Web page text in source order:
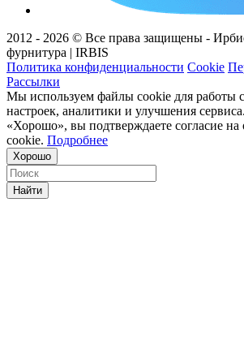
2012 - 2026 © Все права защищены -
фурнитура | IRBIS
Политика конфиденциальности Cookie
Рассылки
Мы используем файлы cookie для работы
настроек, аналитики и улучшения
«Хорошо», вы подтверждаете согласие на
cookie. Подробнее
Хорошо
Найти